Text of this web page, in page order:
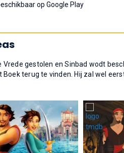
op Google Play
gestolen en Sinbad wodt
terug te vinden. Hij zal wel